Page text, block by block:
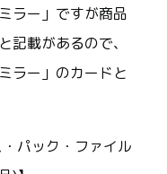
ラー」ですが商品
記載があるので、
ラー」のカードと
パック・ファイル